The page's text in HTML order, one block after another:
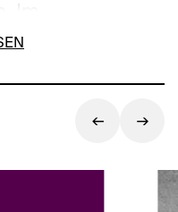
November
Küster
Roberts
9
in einer